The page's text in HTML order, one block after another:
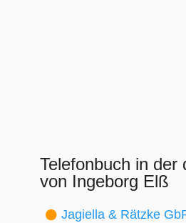
Telefonbuch in der
von Ingeborg Elß
Jagiella & Rätzke